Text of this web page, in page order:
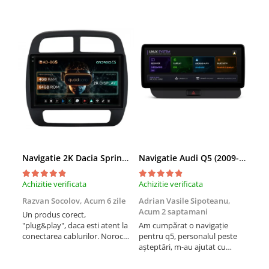
Rame adaptoare Ford
Rame adaptoare M-Benz
Rame adaptoare Opel
Rame adaptoare Skoda
Rame adaptoare Dacia
Rame adaptoare BMW
Navigatie 2K Dacia Spring (2021- Prezent), Android, S-Quadcore / 4GB RAM + 64GB ROM, 9.5 Inch - AD-BGS90042K+AD-BGRKIT366V4s
Achizitie verificata
Razvan Socolov, Acum 6 zile
Un produs corect,
"plug&play", daca esti atent la
conectarea cablurilor. Noroc
Navigatie Audi Q5 (2009-2017), Linux OS & OEM, MMI 3G, CarPlay & Android Auto Wireless, MirrorLink, Camera AHD, 12.3 Inch - AD-BGAALNXH+AD-BGRKITQ5002
Achizitie verificata
Adrian Vasile Sipoteanu,
Acum 2 saptamani
Am cumpărat o navigație
pentru q5, personalul peste
așteptări, m-au ajutat cu